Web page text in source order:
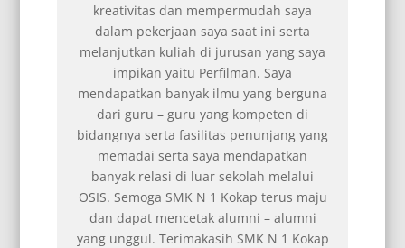
saya
saat ini serta
jurusan yang saya
ilmu yang berguna
kompeten di
penunjang yang
mendapatkan
sekolah melalui
1 Kokap terus maju
alumni – alumni
SMK N 1 Kokap
Kunto Aji Wibowo
Pengrajin Batik
Toto Titi Batik